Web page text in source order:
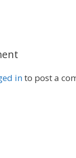
into post a